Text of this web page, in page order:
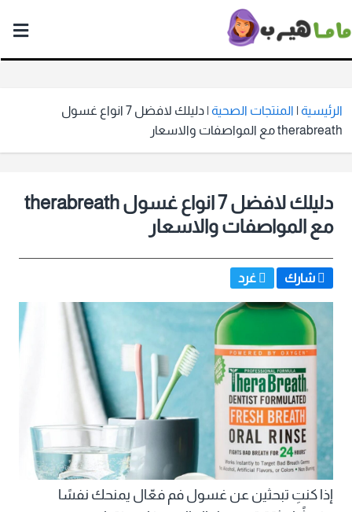
الرئيسية | المنتجات الصحية |
دليلك لافضل 7 انواع غسول
therabreath مع المواصفات والاسعار
دليلك لافضل 7 انواع غسول therabreath
مع المواصفات والاسعار
شارك غرد
إذا كنتِ تبحثين عن غسول فم فعّال يمنحك نفسًا